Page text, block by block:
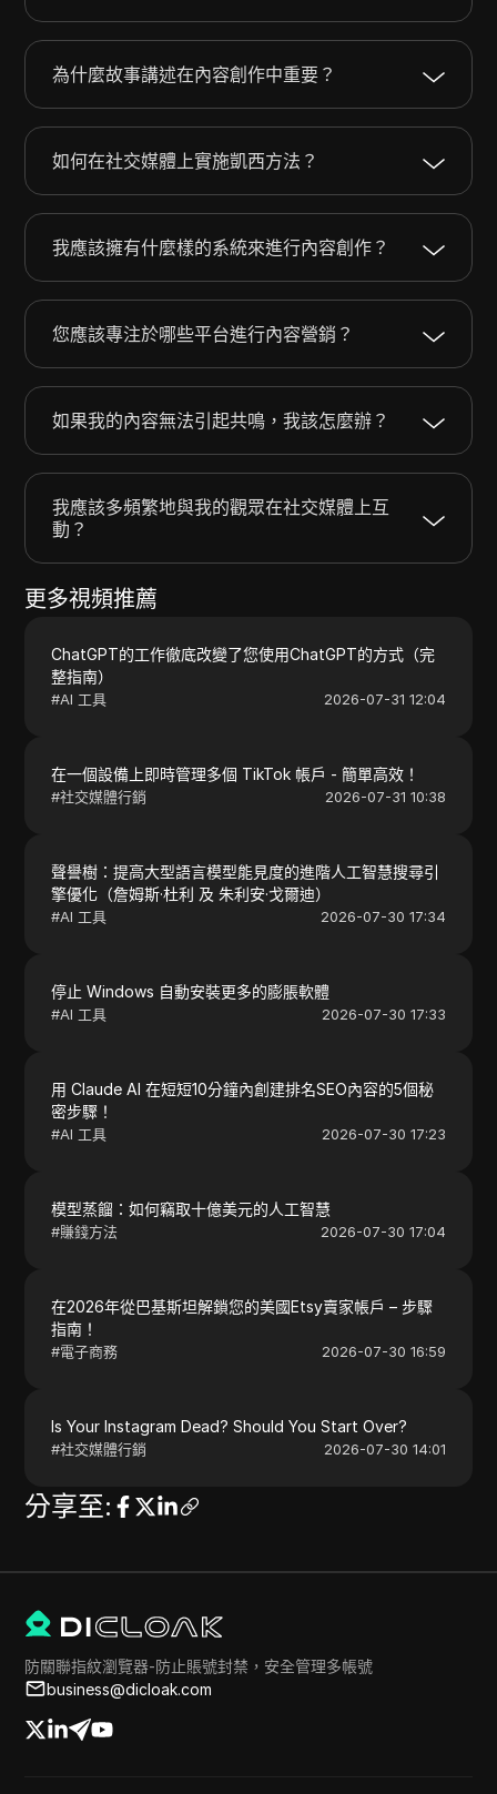
為什麼故事講述在內容創作中重要？
如何在社交媒體上實施凱西方法？
我應該擁有什麼樣的系統來進行內容創作？
您應該專注於哪些平台進行內容營銷？
如果我的內容無法引起共鳴，我該怎麼辦？
我應該多頻繁地與我的觀眾在社交媒體上互
動？
更多視頻推薦
ChatGPT的工作徹底改變了您使用ChatGPT的方式（完
整指南）
#AI 工具 2026-07-31 12:04
在一個設備上即時管理多個 TikTok 帳戶 - 簡單高效！
#社交媒體行銷 2026-07-31 10:38
聲譽樹：提高大型語言模型能見度的進階人工智慧搜尋引
擎優化（詹姆斯·杜利 及 朱利安·戈爾迪）
#AI 工具 2026-07-30 17:34
停止 Windows 自動安裝更多的膨脹軟體
#AI 工具 2026-07-30 17:33
用 Claude AI 在短短10分鐘內創建排名SEO內容的5個秘
密步驟！
#AI 工具 2026-07-30 17:23
模型蒸餾：如何竊取十億美元的人工智慧
#賺錢方法 2026-07-30 17:04
在2026年從巴基斯坦解鎖您的美國Etsy賣家帳戶 – 步驟
指南！
#電子商務 2026-07-30 16:59
Is Your Instagram Dead? Should You Start Over?
#社交媒體行銷 2026-07-30 14:01
分享至:
防關聯指紋瀏覽器-防止賬號封禁，安全管理多帳號
business@dicloak.com